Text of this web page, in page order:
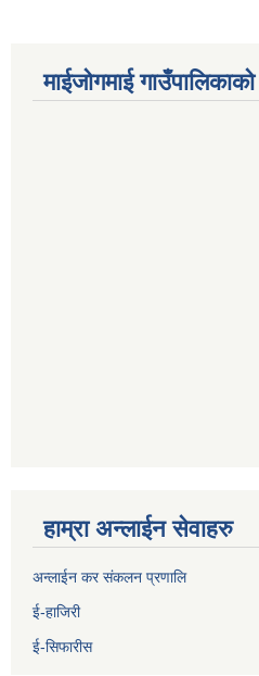
माईजोगमाई
हाम्रा अन्लाईन सेवाहरु
अन्लाईन कर संकलन प्रणालि
ई-हाजिरी
ई-सिफारीस